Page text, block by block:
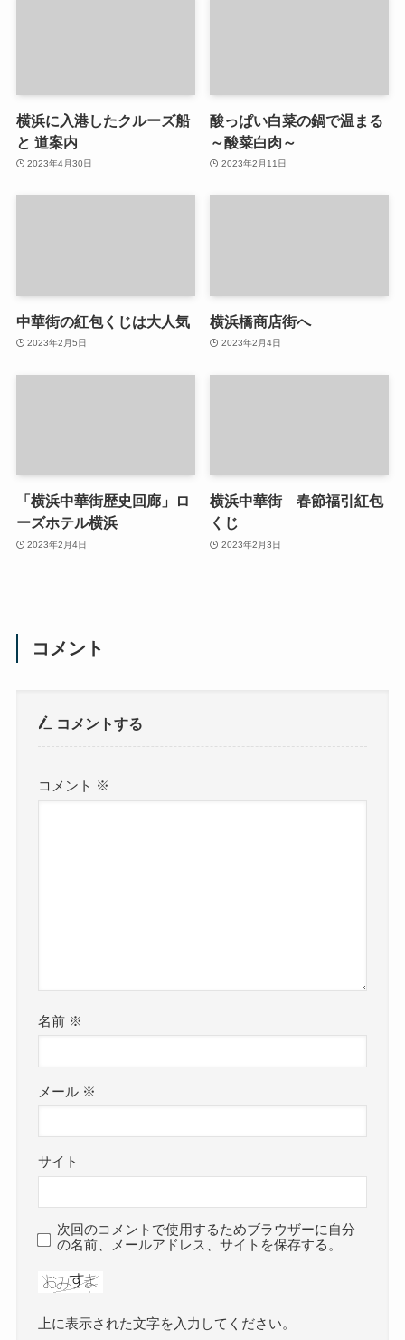
横浜に入港したクルーズ船
と 道案内
2023年4月30日
酸っぱい白菜の鍋で温まる
～酸菜白肉～
2023年2月11日
中華街の紅包くじは大人気
2023年2月5日
横浜橋商店街へ
2023年2月4日
「横浜中華街歴史回廊」ロ
ーズホテル横浜
2023年2月4日
横浜中華街 春節福引紅包
くじ
2023年2月3日
コメント
コメントする
コメント ※
名前 ※
メール ※
サイト
次回のコメントで使用するためブラウザーに自分
の名前、メールアドレス、サイトを保存する。
上に表示された文字を入力してください。